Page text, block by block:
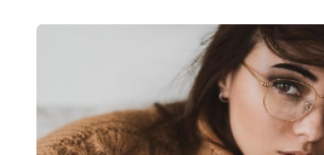
Verstellbare Nasenpads:
Federscharnier:
Accessories